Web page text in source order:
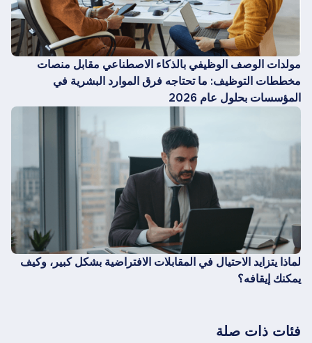
مولدات الوصف الوظيفي بالذكاء الاصطناعي مقابل منصات
مخططات التوظيف: ما تحتاجه فرق الموارد البشرية في
المؤسسات بحلول عام 2026
لماذا يتزايد الاحتيال في المقابلات الافتراضية بشكل كبير، وكيف
يمكنك إيقافه؟
فئات ذات صلة